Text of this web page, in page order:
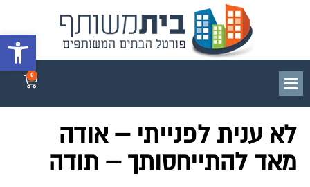
פתח
לא ענית לפנייתי – אודה
מאד להתייחסותך – תודה